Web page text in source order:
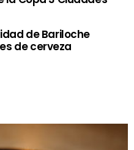
de Bariloche
de cerveza